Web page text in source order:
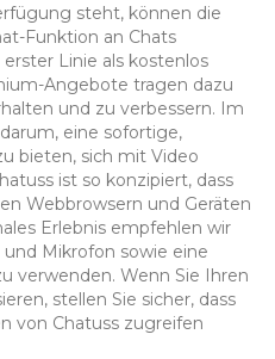
steht, können die
Funktion an Chats
Linie als kostenlos
Angebote tragen dazu
und zu verbessern. Im
eine sofortige,
bieten, sich mit Video
ist so konzipiert, dass
Webbrowsern und Geräten
Erlebnis empfehlen wir
Mikrofon sowie eine
verwenden. Wenn Sie Ihren
stellen Sie sicher, dass
von Chatuss zugreifen